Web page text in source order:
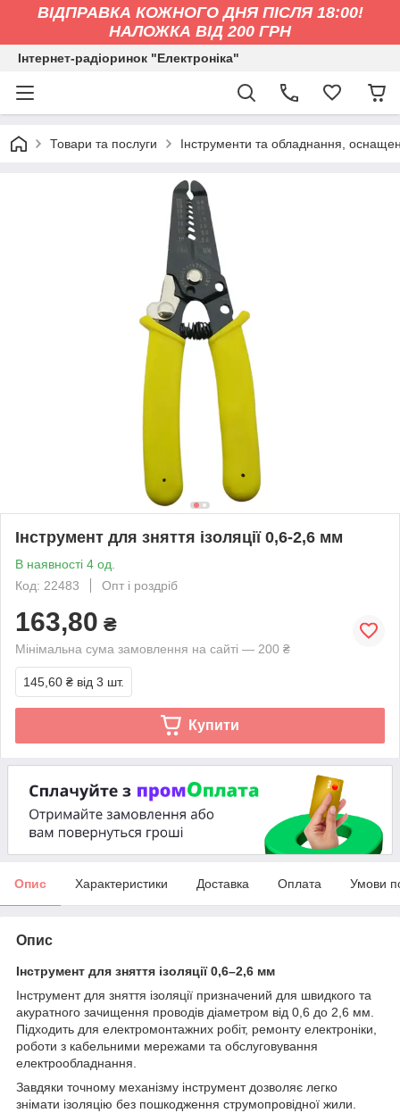
ВІДПРАВКА КОЖНОГО ДНЯ ПІСЛЯ 18:00!
НАЛОЖКА ВІД 200 ГРН
Інтернет-радіоринок "Електроніка"
Товари та послуги Інструменти та обладнання,
Інструмент для зняття ізоляції 0,6-2,6 мм
В наявності 4 од.
Код: 22483
Опт і роздріб
163,80 ₴
Мінімальна сума замовлення на сайті — 200 ₴
145,60 ₴ від 3 шт.
Купити
Опис Характеристики Доставка Оплата Умови
Опис
Інструмент для зняття ізоляції 0,6–2,6 мм
Інструмент для зняття ізоляції призначений для швидкого та
акуратного зачищення проводів діаметром від 0,6 до 2,6 мм.
Підходить для електромонтажних робіт, ремонту електроніки,
роботи з кабельними мережами та обслуговування
електрообладнання.
Завдяки точному механізму інструмент дозволяє легко
знімати ізоляцію без пошкодження струмопровідної жили.